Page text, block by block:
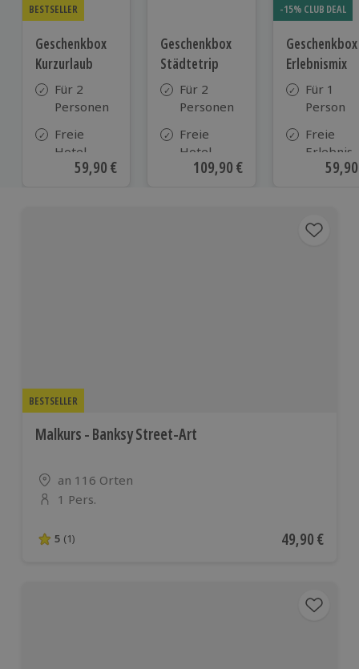
BESTSELLER
Geschenkbox
Kurzurlaub
Für 2
Personen
Freie
Hotel-
Auswahl
Aktueller Preis
59,90 €
Geschenkbox
Städtetrip
Für 2
Personen
Freie
Hotel-
Auswahl
Aktueller Preis
109,90 €
-15% CLUB DEAL
Geschenkbox
Erlebnismix
Für 1
Person
Freie
Erlebnis-
Auswahl
Orten
BESTSELLER
Malkurs - Banksy Street-Art
Standort
an 116 Orten
Anzahl der Teilnehmer
1 Pers.
5 von 5 Sternen basierend auf 1 Bewertungen
5 (1) Aktueller
49,90 €